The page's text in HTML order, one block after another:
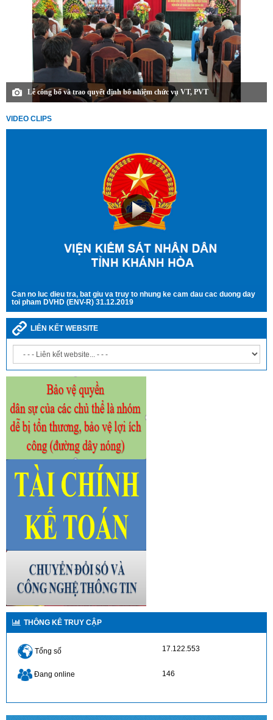
Lễ công bố và trao quyết định bổ nhiệm chức vụ VT, PVT
VIDEO CLIPS
Can no luc dieu tra, bat giu va truy to nhung ke cam dau cac duong day
toi pham DVHD (ENV-R) 31.12.2019
LIÊN KẾT WEBSITE
THÔNG KÊ TRUY CẬP
Tổng số 17.122.553
Đang online 146